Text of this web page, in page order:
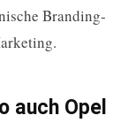
Branding-
auch Opel